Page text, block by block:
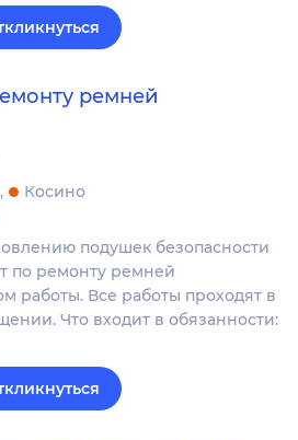
ремней
Косино
подушек безопасности
по ремонту ремней
работы. Все работы проходят в
Что входит в обязанности: